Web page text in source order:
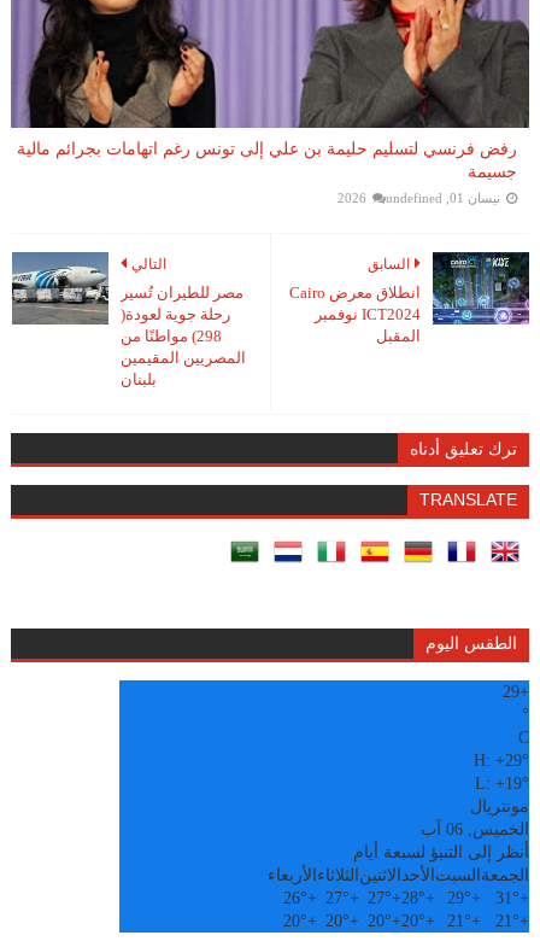
رفض فرنسي لتسليم حليمة بن علي إلى تونس رغم اتهامات بجرائم مالية
جسيمة
نيسان 01, 2026 undefined
التالي
مصر للطيران تُسير
رحلة جوية لعودة(
298) مواطنًا من
المصريين المقيمين
بلبنان
السابق
انطلاق معرض Cairo
ICT2024 نوفمبر
المقبل
ترك تعليق أدناه
TRANSLATE
الطقس اليوم
+
29
°
C
H:+29°
L:+19°
مونتريال
الخميس, 06 آب
أنظر إلى التنبؤ لسبعة أيام
الجمعة السبت الأحدالاثنين الثلاثاء الأربعاء
+
31°
+
29°
+
28°
+
27°
+
27°
+
26°
+
21°
+
21°
+
20°
+
20°
+
20°
+
20°